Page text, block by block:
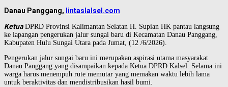
Danau Panggang, lintaslalsel.com
KetuaDPRD Provinsi Kalimantan Selatan H. Supian HK pantau langsung
ke lapangan pengerukan jalur sungai baru di Kecamatan Danau Panggang,
Kabupaten Hulu Sungai Utara pada Jumat, (12 /6/2026).
Pengerukan jalur sungai baru ini merupakan aspirasi utama masyarakat
Danau Panggang yang disampaikan kepada Ketua DPRD Kalsel. Selama ini
warga harus menempuh rute memutar yang memakan waktu lebih lama
untuk beraktivitas dan mendistribusikan hasil bumi.